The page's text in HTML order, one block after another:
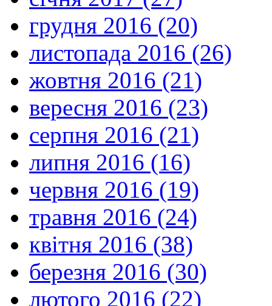
грудня 2016 (20)
листопада 2016 (26)
жовтня 2016 (21)
вересня 2016 (23)
серпня 2016 (21)
липня 2016 (16)
червня 2016 (19)
травня 2016 (24)
квітня 2016 (38)
березня 2016 (30)
лютого 2016 (22)